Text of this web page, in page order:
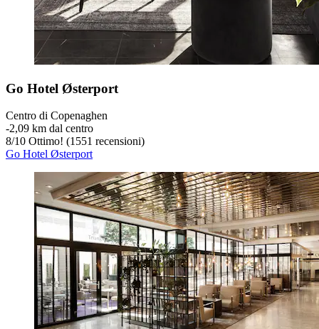
Go Hotel Østerport
Centro di Copenaghen
‐2,09 km dal centro
8/10 Ottimo! (1551 recensioni)
Go Hotel Østerport